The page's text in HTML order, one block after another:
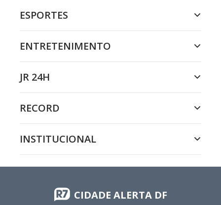
ESPORTES
ENTRETENIMENTO
JR 24H
RECORD
INSTITUCIONAL
CIDADE ALERTA DF